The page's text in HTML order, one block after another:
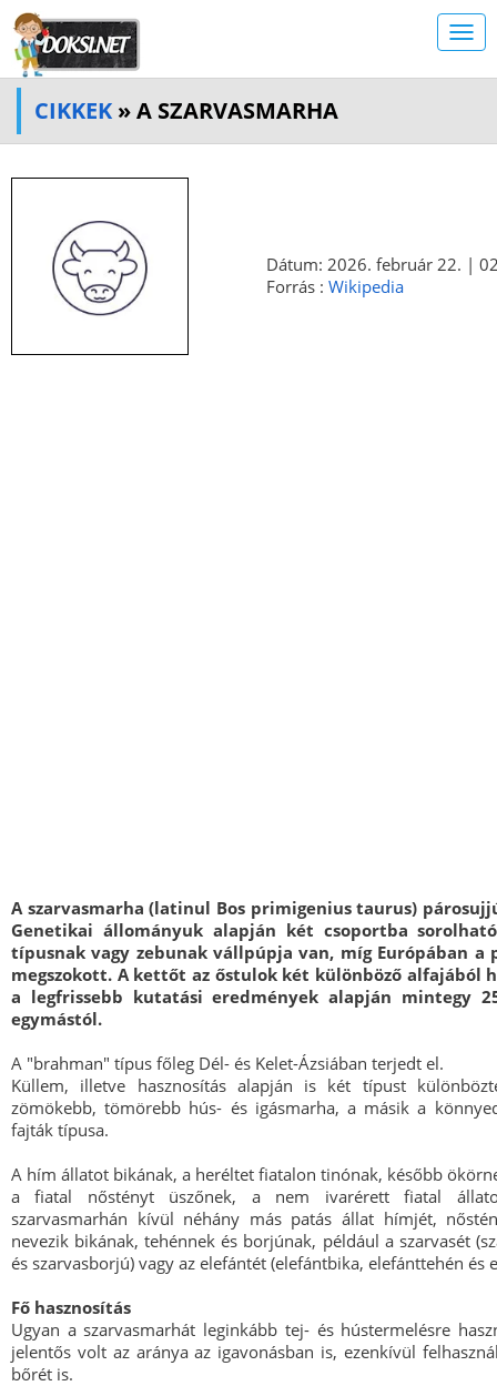
CIKKEK » A SZARVASMARHA
Dátum: 2026. február 22. |
Forrás : Wikipedia
A szarvasmarha (latinul Bos primigenius taurus)
Genetikai állományuk alapján két csoportba
típusnak vagy zebunak vállpúpja van, míg Európában
megszokott. A kettőt az őstulok két különböző alfajából
a legfrissebb kutatási eredmények alapján mintegy
egymástól.
A "brahman" típus főleg Dél- és Kelet-Ázsiában terjedt el.
Küllem, illetve hasznosítás alapján is két típust
zömökebb, tömörebb hús- és igásmarha, a másik a
fajták típusa.
A hím állatot bikának, a heréltet fiatalon tinónak, később
a fiatal nőstényt üszőnek, a nem ivarérett fiatal
szarvasmarhán kívül néhány más patás állat hímjét,
nevezik bikának, tehénnek és borjúnak, például a szarvasét
és szarvasborjú) vagy az elefántét (elefántbika, elefánttehén és
Fő hasznosítás
Ugyan a szarvasmarhát leginkább tej- és hústermelésre
jelentős volt az aránya az igavonásban is, ezenkívül
bőrét is.